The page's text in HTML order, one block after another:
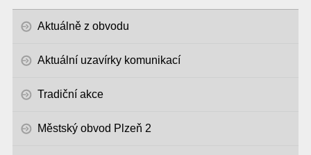
Aktuálně z obvodu
Aktuální uzavírky komunikací
Tradiční akce
Městský obvod Plzeň 2